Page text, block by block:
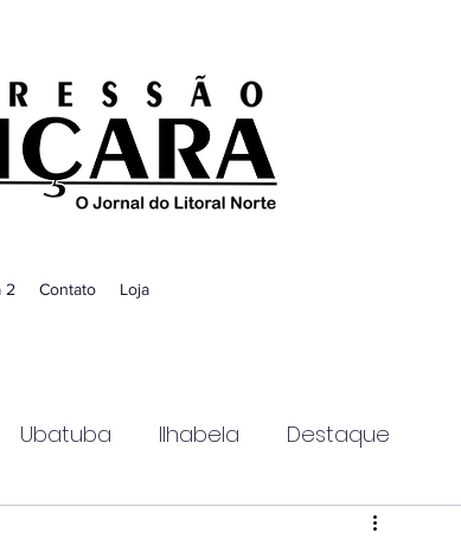
2 Contato Loja
Ubatuba Ilhabela Destaque